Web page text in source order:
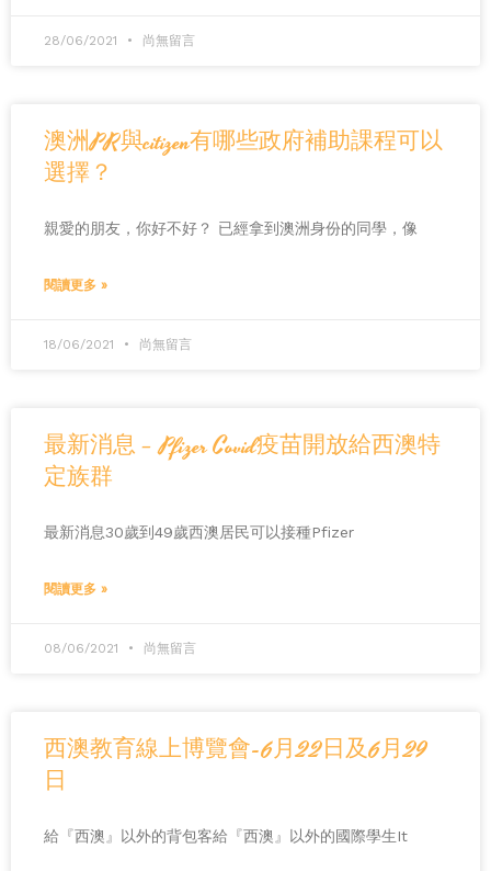
28/06/2021 尚無留言
澳洲PR與citizen有哪些政府補助課程可以
選擇？
親愛的朋友，你好不好？ 已經拿到澳洲身份的同學，像
閱讀更多 »
18/06/2021 尚無留言
最新消息 – Pfizer Covid疫苗開放給西澳特
定族群
最新消息30歲到49歲西澳居民可以接種Pfizer
閱讀更多 »
08/06/2021 尚無留言
西澳教育線上博覽會-6月22日及6月29
日
給『西澳』以外的背包客給『西澳』以外的國際學生It